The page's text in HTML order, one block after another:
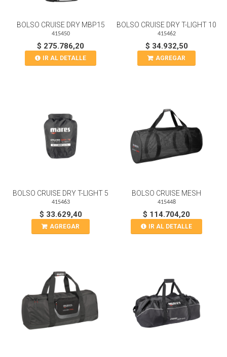
BOLSO CRUISE DRY MBP15
415450
$ 275.786,20
IR AL DETALLE
BOLSO CRUISE DRY T-LIGHT 10
415462
$ 34.932,50
AGREGAR
BOLSO CRUISE DRY T-LIGHT 5
415463
$ 33.629,40
AGREGAR
BOLSO CRUISE MESH
415448
$ 114.704,20
IR AL DETALLE